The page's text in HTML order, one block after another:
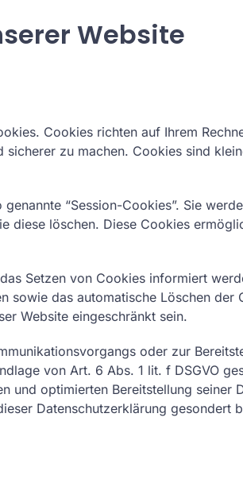
Website
Cookies richten auf Ihrem
zu machen. Cookies sind
“Session-Cookies”. Sie
diese löschen. Diese Cookies
Setzen von Cookies informiert
sowie das automatische Löschen
Website eingeschränkt sein.
oder zur
von Art. 6 Abs. 1 lit. f DSGVO
und optimierten Bereitstellung
Datenschutzerklärung gesondert